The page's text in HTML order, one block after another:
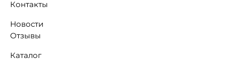
Контакты
Новости
Отзывы
Каталог